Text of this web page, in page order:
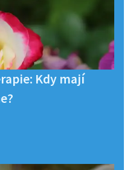
Kdy mají